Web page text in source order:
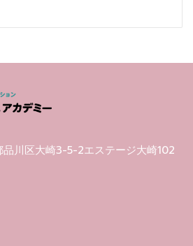
川区大崎3-5-2エステージ大崎102